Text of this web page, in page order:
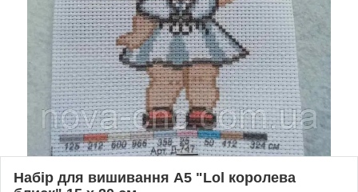
Набір для вишивання А5 "Lol королева